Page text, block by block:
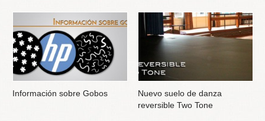
Información sobre Gobos
Nuevo suelo de danza
reversible Two Tone